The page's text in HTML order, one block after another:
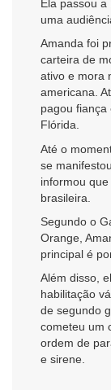
Ela passou
uma
Amanda foi
carteira de
ativo e mora
americana.
pagou fiança
Flórida.
Até o
se
informou
brasileira.
Segundo o
Orange,
principal é
Além disso,
habilitação
de segundo
cometeu um
ordem de
e sirene.